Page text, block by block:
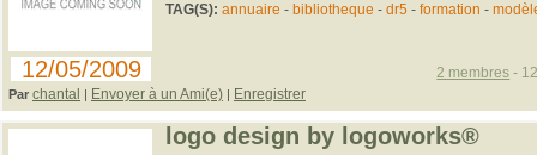
12/05/2009
TAG(S): annuaire - bibliotheque - dr5 - formation -
Par chantal | Envoyer à un Ami(e) | Enregistrer
2 membres -
logo design by logoworks®